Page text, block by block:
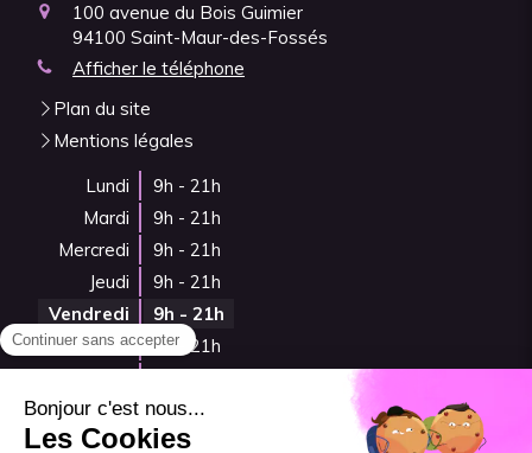
100 avenue du Bois Guimier
94100 Saint-Maur-des-Fossés
Afficher le téléphone
Plan du site
Mentions légales
Lundi
9h - 21h
Mardi
9h - 21h
Mercredi
9h - 21h
Jeudi
9h - 21h
Vendredi
9h - 21h
Samedi
9h - 21h
Prendre rendez-vous